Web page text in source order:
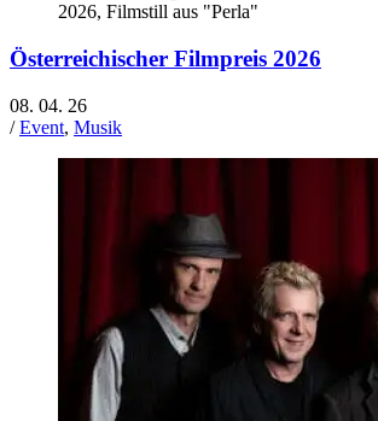
Österreichischer Filmpreis 2026
08. 04. 26
/Event, Musik